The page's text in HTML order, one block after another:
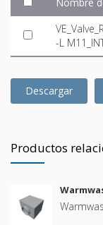
-L
Descargar
Productos